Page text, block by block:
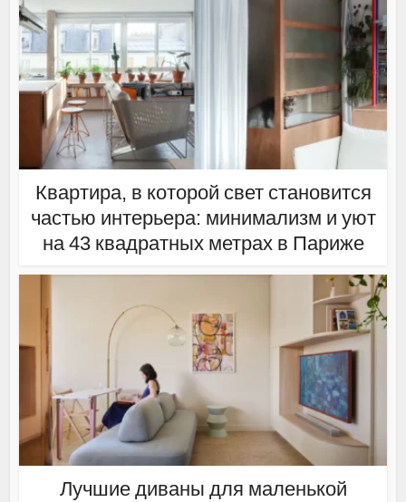
Квартира, в которой свет становится
частью интерьера: минимализм и уют
на 43 квадратных метрах в Париже
Лучшие диваны для маленькой